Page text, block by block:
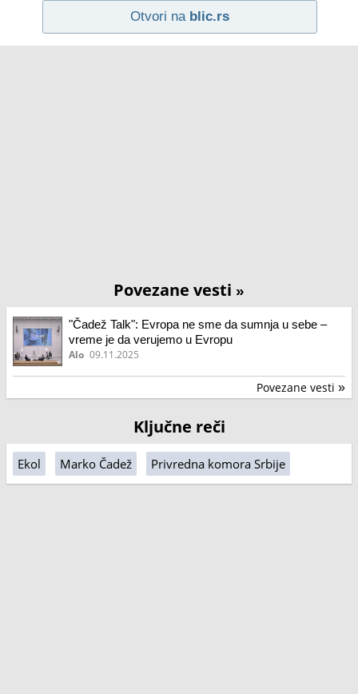
Otvori na blic.rs
Povezane vesti »
"Čadež Talk": Evropa ne sme da sumnja u sebe –
vreme je da verujemo u Evropu
Alo 09.11.2025
Povezane vesti »
Ključne reči
Ekol Marko Čadež Privredna komora Srbije